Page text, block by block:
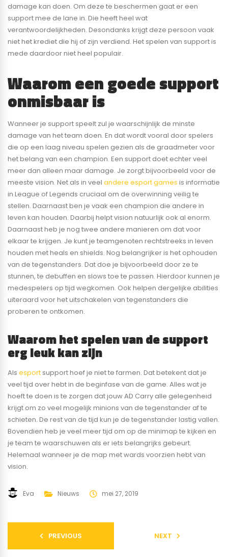
damage kan doen. Om deze te beschermen gaat er een
support mee de lane in. Die heeft heel wat
verantwoordelijkheden. Desondanks krijgt deze persoon vaak
niet het krediet die hij of zijn verdiend. Het spelen van support is
mede daardoor niet heel populair.
Waarom een goede support
onmisbaar is
Wanneer je support speelt zul je waarschijnlijk de minste
damage van het team doen. En dat wordt vooral door spelers
die op een laag niveau spelen gezien als de graadmeter voor
het belang van een champion. Een support doet echter veel
meer dan alleen maar damage. Je zorgt bijvoorbeeld voor de
meeste vision. Net als in veel andere esport games is informatie
in League of Legends cruciaal om de overwinning veilig te
stellen. Daarnaast ben je vaak een champion die andere in
leven kan houden. Daarbij helpt vision natuurlijk ook al enorm.
Daarnaast heb je nog twee andere manieren om dat voor
elkaar te krijgen. Je kunt je teamgenoten rechtstreeks in leven
houden met heals en shields. Nog belangrijker is het ophouden
van de tegenstanders. Dat doe je bijvoorbeeld door ze te
stunnen, te debuffen en slows toe te passen. Hierdoor kunnen je
medespelers op tijd wegkomen. Ook helpen dergelijke abilities
uiteraard voor het uitschakelen van tegenstanders die
proberen te ontkomen.
Waarom het spelen van de support
erg leuk kan zijn
Als esport support hoef je niet te farmen. Dat betekent dat je
veel tijd over hebt in de beginfase van de game. Alles wat je
hoeft te doen is te zorgen dat jouw AD Carry alle gelegenheid
krijgt om zo veel mogelijk minions van de tegenstander af te
schieten. De rest van de tijd kun je de tegenstander lastig vallen.
Bovendien heb je veel meer tijd om op de minimap te kijken en
je team te waarschuwen als er iets belangrijks gebeurt.
Helemaal wanneer je de map met wards voorzien hebt van
vision.
Eva Nieuws mei 27, 2019
PREVIOUS NEXT